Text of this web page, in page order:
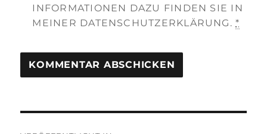
INFORMATIONEN DAZU FINDEN SIE IN
MEINER DATENSCHUTZERKLÄRUNG.*